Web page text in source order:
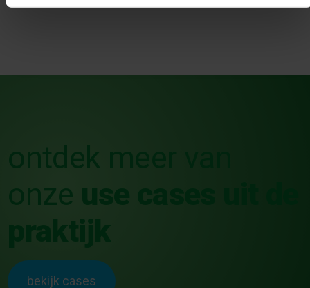
ontdek meer van
onze use cases uit de
praktijk
bekijk cases